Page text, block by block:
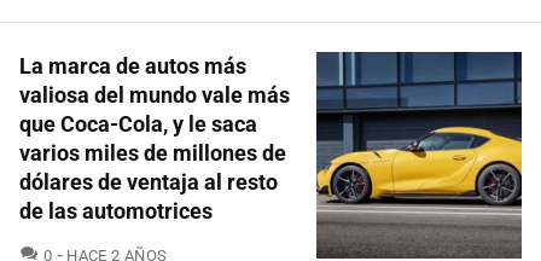
La marca de autos más
valiosa del mundo vale más
que Coca-Cola, y le saca
varios miles de millones de
dólares de ventaja al resto
de las automotrices
0 COMENTARIOS
HACE 2 AÑOS